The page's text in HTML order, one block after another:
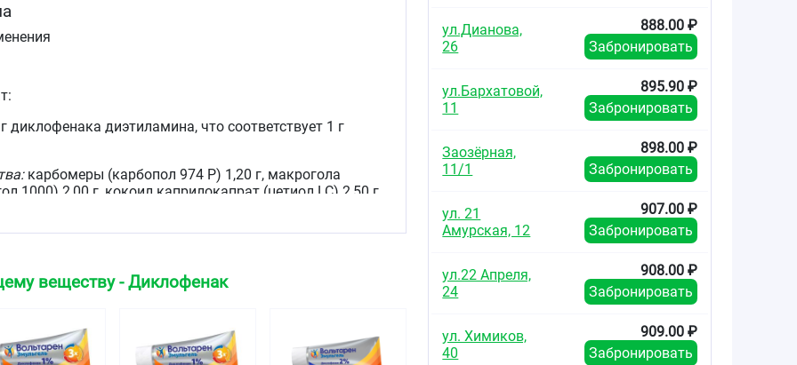
диклофенака диэтиламина, что соответствует 1 г
карбомеры (карбопол 974 Р) 1,20 г, макрогола
1000) 2,00 г, кокоил каприлокапрат (цетиол LC) 2,50 г,
20,00 г, жидкий парафин 2,50 г, ароматический
гель, цвет от белого до желтоватого.
препарат (НПВП)
веществу - Диклофенак
ул.Дианова,
26
888.00 ₽
Забронировать
ул.Бархатовой,
11
895.90 ₽
Забронировать
Заозёрная,
11/1
898.00 ₽
Забронировать
ул. 21
Амурская, 12
907.00 ₽
Забронировать
ул.22 Апреля,
24
908.00 ₽
Забронировать
ул. Химиков,
40
909.00 ₽
Забронировать